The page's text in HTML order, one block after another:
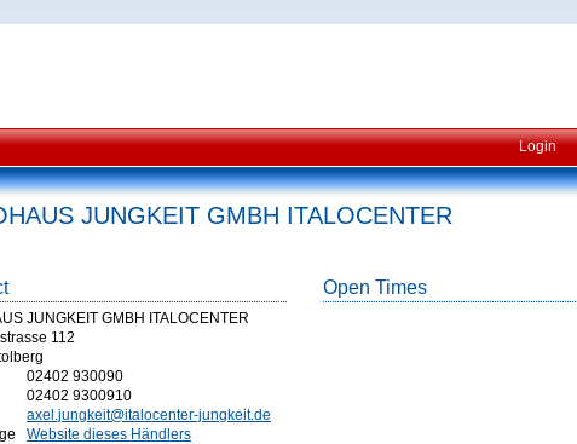
Login
JUNGKEIT GMBH ITALOCENTER
JUNGKEIT GMBH ITALOCENTER
112
02402 930090
02402 9300910
axel.jungkeit@italocenter-jungkeit.de
Website dieses Händlers
Open Times